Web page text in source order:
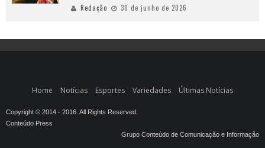
Redação 30 de junho de 2026
Home Notícias Esportes Variedades Últimas Notícias
Copyright © 2014 - 2016. All Rights Reserved.
Conteúdo Press
Grupo Conteúdo de Comunicação e Informação